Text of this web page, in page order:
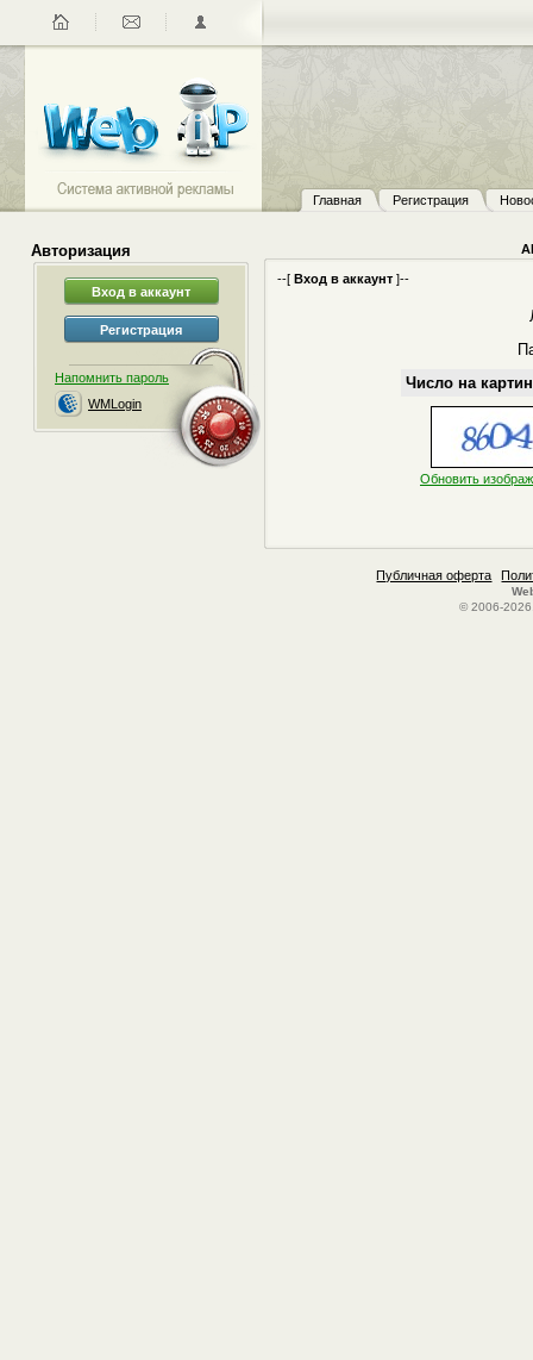
Главная Регистрация
Авторизация
Напомнить пароль
WMLogin
--[ Вход в аккаунт ]--
Число на
Обновить
Публичная оферта
© 2006-